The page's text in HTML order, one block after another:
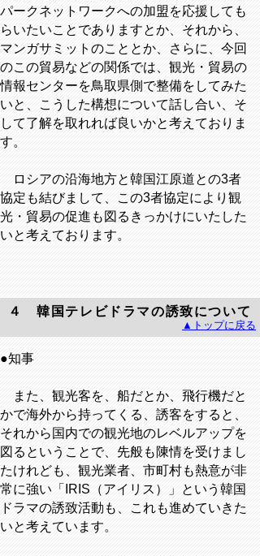
パークネットワークへの加盟を応援しても
らいたいことでありますとか、それから、
マンガサミットのこととか、さらに、今回
のこの貿易などの関係では、観光・貿易の
情報センターを鳥取県側で整備をしてみた
いと、こうした構想について話し合い、そ
して了解を取れれば良いかと考えておりま
す。
ロシアの沿海地方と韓国江原道との3者
協定も結びまして、この3者協定により観
光・貿易の促進も図るきっかけにいたした
いと考えております。
４ 韓国テレビドラマの誘致について
▲トップに戻る
●知事
また、観光客を、船だとか、飛行機だと
かで海外から持ってくる、誘客をすると、
それから国内での観光地のレベルアップを
図るということで、先般も陳情を受けまし
たけれども、観光業者、市町村も熱意が非
常に強い「IRIS（アイリス）」という韓国
ドラマの誘致活動も、これも進めていきた
いと考えています。